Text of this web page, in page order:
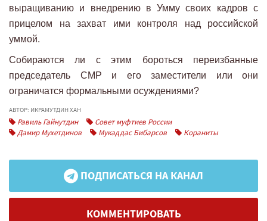
выращиванию и внедрению в Умму своих кадров с
прицелом на захват ими контроля над российской
уммой.
Собираются ли с этим бороться переизбанные
председатель СМР и его заместители или они
ограничатся формальными осуждениями?
АВТОР: ИКРАМУТДИН ХАН
Равиль Гайнутдин
Совет муфтиев России
Дамир Мухетдинов
Мукаддас Бибарсов Кораниты
ПОДПИСАТЬСЯ НА КАНАЛ
КОММЕНТИРОВАТЬ